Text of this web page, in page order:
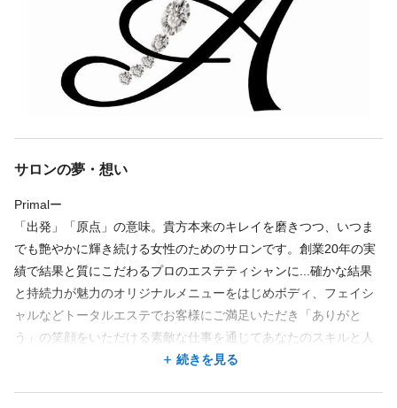
週休2日 応相談
福利厚生
社会保険完備
福利厚生の詳細
サロンの夢・想い
Primalー
「出発」「原点」の意味。貴方本来のキレイを磨きつつ、いつま
でも艶やかに輝き続ける女性のためのサロンです。創業20年の実
績で結果と質にこだわるプロのエステティシャンに...確かな結果
と持続力が魅力のオリジナルメニューをはじめボディ、フェイシ
ャルなどトータルエステでお客様にご満足いただき「ありがと
う」の笑顔をいただける素敵な仕事を通じてあなたのスキルと人
間力をさらに磨きませんか？エステティシャンとしての輝かしい
続きを見る